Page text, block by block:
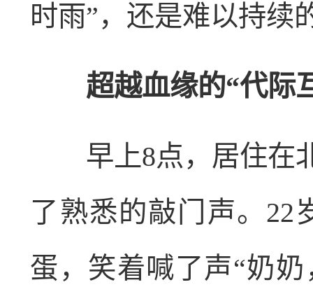
时雨”，还是难以持续
超越血缘的“代际
早上8点，居住在北
了熟悉的敲门声。22
蛋，笑着喊了声“奶